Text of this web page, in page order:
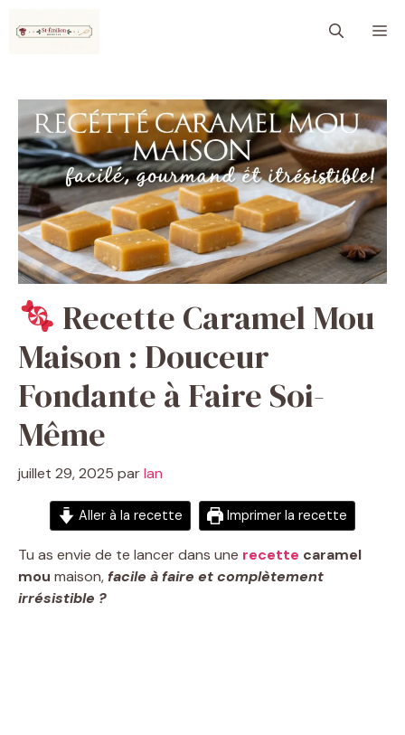
Recette Caramel Mou
Maison : Douceur
Fondante à Faire Soi-
Même
juillet 29, 2025 parIan
Aller à la recette Imprimer la recette
Tu as envie de te lancer dans une recette caramel
mou maison,facile à faire et complètement
irrésistible ?